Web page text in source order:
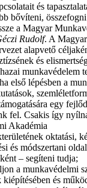
és
bővíteni,
a Magyar
Rudolf. A
alapvető
és
munkavédelem
első lépésben a
egy
fel. Csakis így
Akadémia
oktatási,
és módszertani
– segíteni tudja;
a munkavédelmi
és